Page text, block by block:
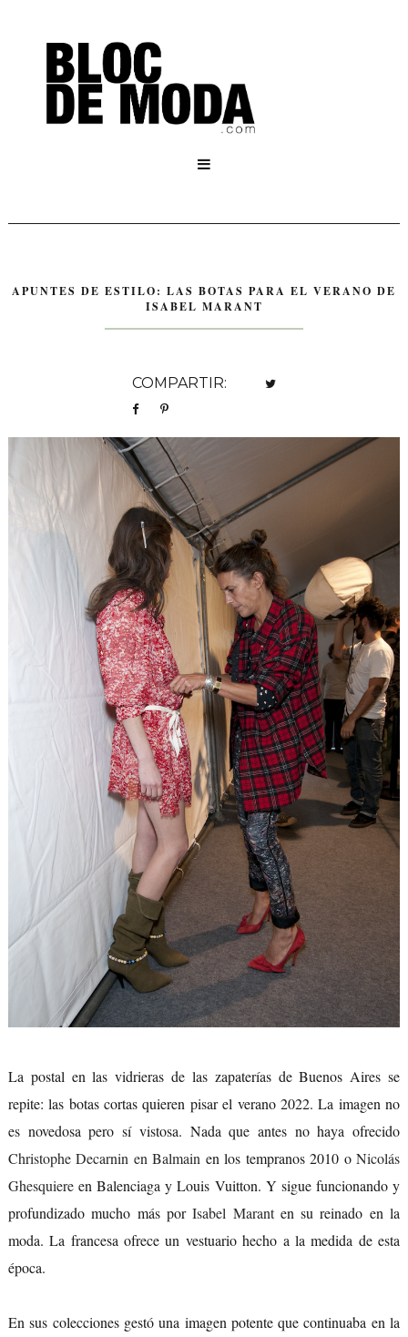

APUNTES DE ESTILO: LAS BOTAS PARA EL VERANO DE
ISABEL MARANT
COMPARTIR:
La postal en las vidrieras de las zapaterías de Buenos Aires se
repite: las botas cortas quieren pisar el verano 2022. La imagen no
es novedosa pero sí vistosa. Nada que antes no haya ofrecido
Christophe Decarnin en Balmain en los tempranos 2010 oNicolás
Ghesquiereen Balenciaga y Louis Vuitton. Y sigue funcionando y
profundizado mucho más porIsabel Maranten su reinado en la
moda. La francesa ofrece un vestuario hecho a la medida de esta
época.
En sus colecciones gestó una imagen potente que continuaba en la